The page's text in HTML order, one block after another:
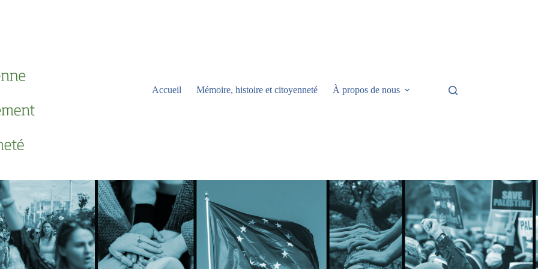
Accueil Mémoire, histoire et citoyenneté À propos de nous